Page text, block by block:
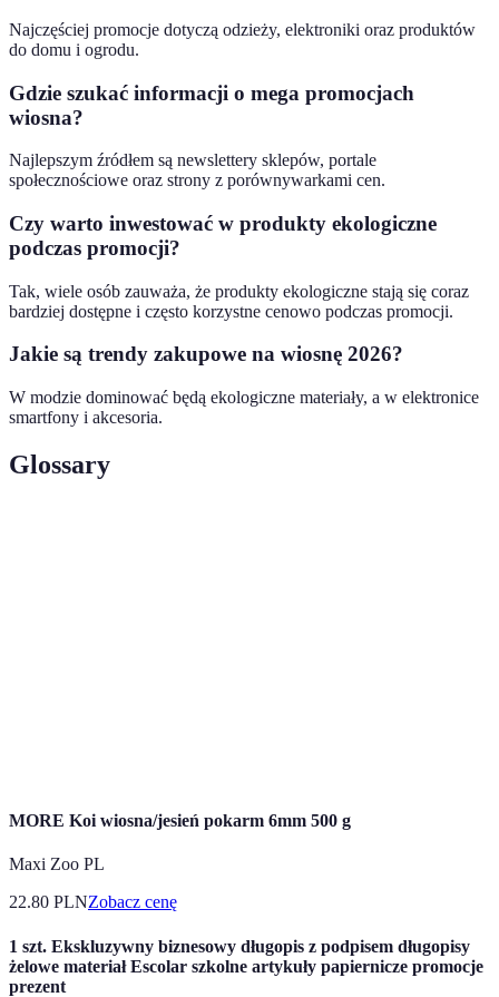
Najczęściej promocje dotyczą odzieży, elektroniki oraz produktów
do domu i ogrodu.
Gdzie szukać informacji o mega promocjach
wiosna?
Najlepszym źródłem są newslettery sklepów, portale
społecznościowe oraz strony z porównywarkami cen.
Czy warto inwestować w produkty ekologiczne
podczas promocji?
Tak, wiele osób zauważa, że produkty ekologiczne stają się coraz
bardziej dostępne i często korzystne cenowo podczas promocji.
Jakie są trendy zakupowe na wiosnę 2026?
W modzie dominować będą ekologiczne materiały, a w elektronice
smartfony i akcesoria.
Glossary
MORE Koi wiosna/jesień pokarm 6mm 500 g
Maxi Zoo PL
22.80 PLNZobacz cenę
1 szt. Ekskluzywny biznesowy długopis z podpisem długopisy
żelowe materiał Escolar szkolne artykuły papiernicze promocje
prezent